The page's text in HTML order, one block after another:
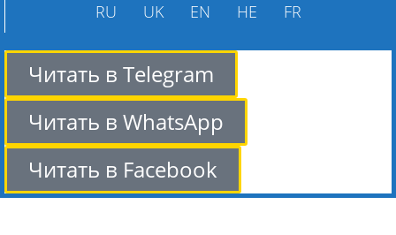
RU UK EN HE FR
Читать в Telegram
Читать в WhatsApp
Читать в Facebook